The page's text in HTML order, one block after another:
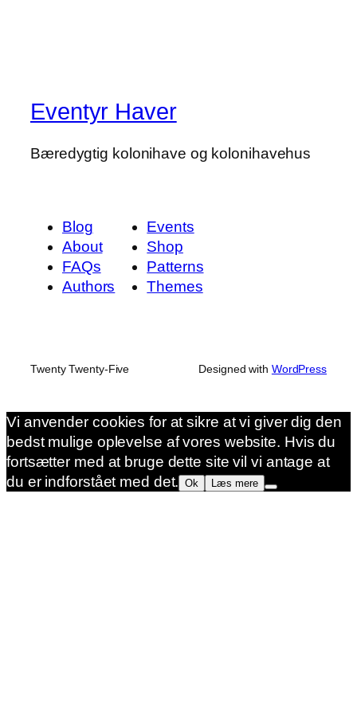
Eventyr Haver
Bæredygtig kolonihave og kolonihavehus
Blog
About
FAQs
Authors
Events
Shop
Patterns
Themes
Twenty Twenty-Five Designed with WordPress
Vi anvender cookies for at sikre at vi giver dig den
bedst mulige oplevelse af vores website. Hvis du
fortsætter med at bruge dette site vil vi antage at
du er indforstået med det. Ok Læs mere